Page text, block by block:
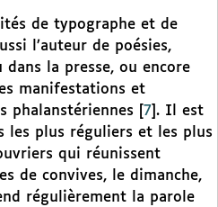
de typographe et de
l’auteur de poésies,
la presse, ou encore
manifestations et
phalanstériennes
7 . Il est
les plus réguliers et les plus
qui réunissent
de convives, le dimanche,
régulièrement la parole